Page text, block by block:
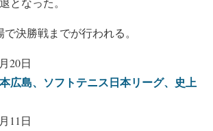
決勝戦までが行われる。
20日
広島、ソフトテニス日本リーグ、史上
11日